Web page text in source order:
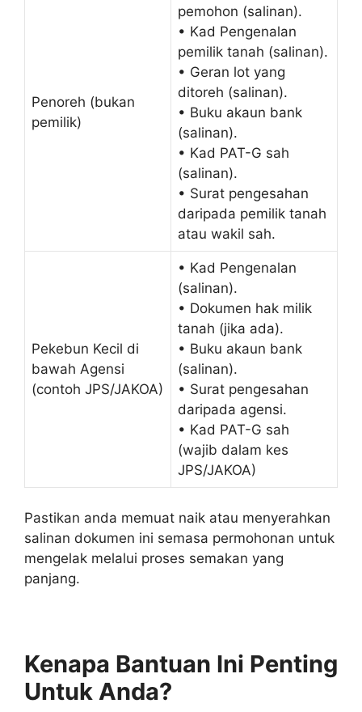
Penoreh (bukan
pemilik)
pemohon (salinan).
• Kad Pengenalan
pemilik tanah (salinan).
• Geran lot yang
ditoreh (salinan).
• Buku akaun bank
(salinan).
• Kad PAT-G sah
(salinan).
• Surat pengesahan
daripada pemilik tanah
atau wakil sah.
Pekebun Kecil di
bawah Agensi
(contoh JPS/JAKOA)
• Kad Pengenalan
(salinan).
• Dokumen hak milik
tanah (jika ada).
• Buku akaun bank
(salinan).
• Surat pengesahan
daripada agensi.
• Kad PAT-G sah
(wajib dalam kes
JPS/JAKOA)
Pastikan anda memuat naik atau menyerahkan
salinan dokumen ini semasa permohonan untuk
mengelak melalui proses semakan yang
panjang.
Kenapa Bantuan Ini Penting
Untuk Anda?